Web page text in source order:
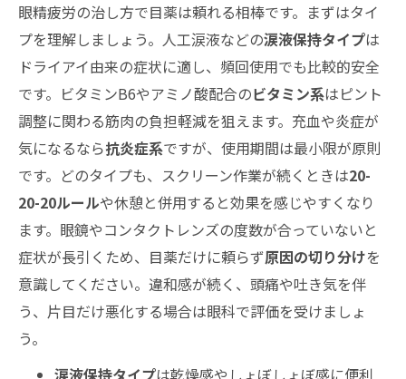
眼精疲労の治し方で目薬は頼れる相棒です。まずはタイ
プを理解しましょう。人工涙液などの涙液保持タイプは
ドライアイ由来の症状に適し、頻回使用でも比較的安全
です。ビタミンB6やアミノ酸配合のビタミン系はピント
調整に関わる筋肉の負担軽減を狙えます。充血や炎症が
気になるなら抗炎症系ですが、使用期間は最小限が原則
です。どのタイプも、スクリーン作業が続くときは20-
20-20ルールや休憩と併用すると効果を感じやすくなり
ます。眼鏡やコンタクトレンズの度数が合っていないと
症状が長引くため、目薬だけに頼らず原因の切り分けを
意識してください。違和感が続く、頭痛や吐き気を伴
う、片目だけ悪化する場合は眼科で評価を受けましょ
う。
涙液保持タイプは乾燥感やしょぼしょぼ感に便利